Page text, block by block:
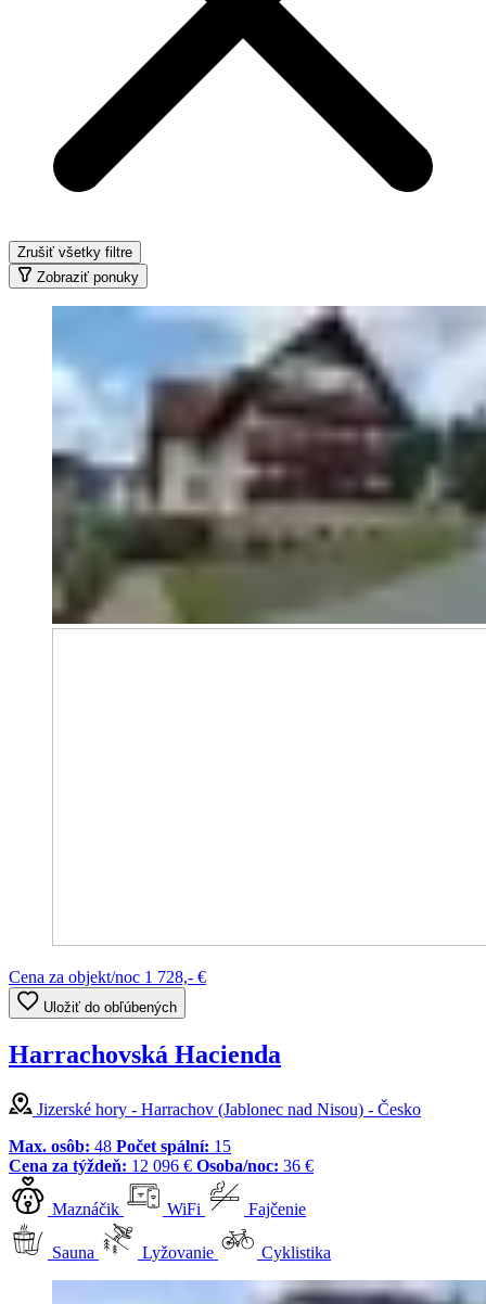
Zrušiť všetky filtre
Zobraziť ponuky
Cena za objekt/noc 1 728,- €
Uložiť do obľúbených
Harrachovská Hacienda
Jizerské hory - Harrachov (Jablonec nad Nisou) - Česko
Max. osôb: 48 Počet spální: 15
Cena za týždeň: 12 096 € Osoba/noc: 36 €
Maznáčik WiFi Fajčenie
Sauna Lyžovanie Cyklistika